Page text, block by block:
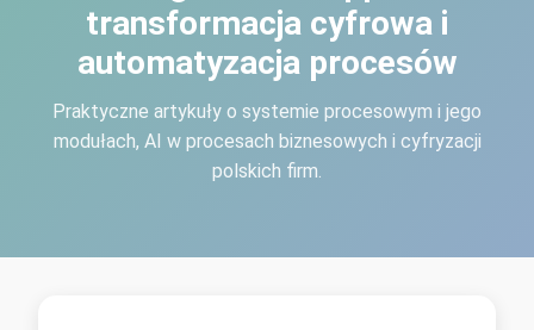
transformacja cyfrowa i
automatyzacja procesów
Praktyczne artykuły o systemie procesowym i jego
modułach, AI w procesach biznesowych i cyfryzacji
polskich firm.